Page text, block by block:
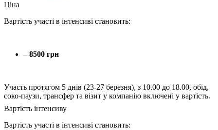
Ціна
Вартість участі в інтенсиві становить:
– 8500 грн
Участь протягом 5 днів (23-27 березня), з 10.00 до 18.00, обід,
соко-паузи, трансфер та візит у компанію включені у вартість.
Вартість інтенсиву
Вартість участі в інтенсиві становить: